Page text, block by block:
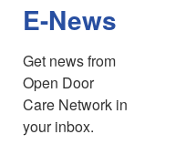
E-News
Get news from
Open Door
Care Network in
your inbox.